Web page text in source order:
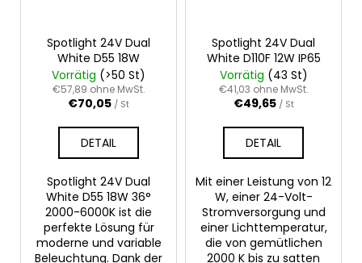
Spotlight 24V Dual
White D55 18W
Vorrätig (>50 St)
€57,89 ohne MwSt.
€70,05 / St
DETAIL
Spotlight 24V Dual
White D55 18W 36°
2000-6000K ist die
perfekte Lösung für
moderne und variable
Beleuchtung. Dank der
Spotlight 24V Dual
White D110F 12W IP65
Vorrätig (43 St)
€41,03 ohne MwSt.
€49,65 / St
DETAIL
Mit einer Leistung von 12
W, einer 24-Volt-
Stromversorgung und
einer Lichttemperatur,
die von gemütlichen
2000 K bis zu satten